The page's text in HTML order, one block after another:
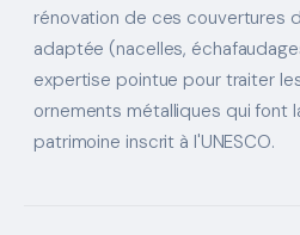
rénovation de ces couvertures
adaptée (nacelles,
expertise pointue pour traiter
ornements métalliques qui font
patrimoine inscrit à l'UNESCO.